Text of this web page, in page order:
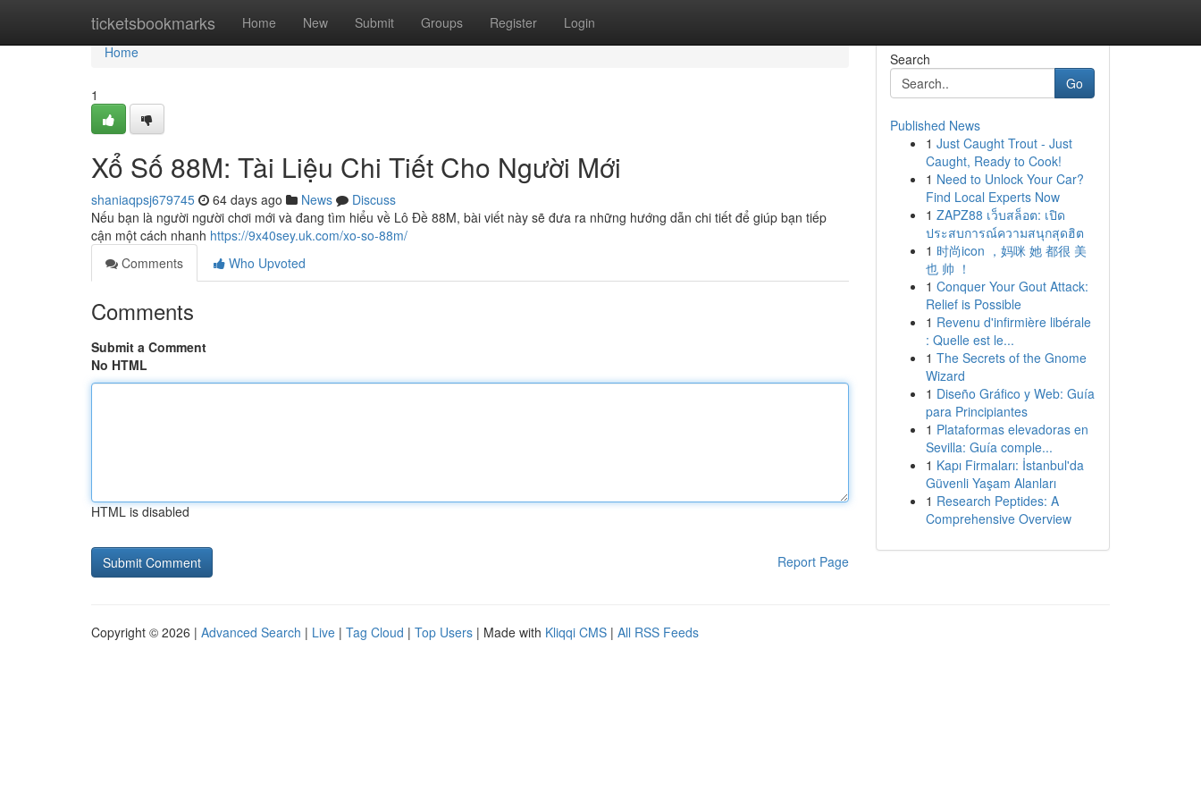
ticketsbookmarks Home New Submit Groups Register Login
Home
Home
1
Xổ Số 88M: Tài Liệu Chi Tiết Cho Người Mới
shaniaqpsj679745 64 days ago News
Discuss
Nếu bạn là người người chơi mới và đang tìm hiểu về Lô Đề 88M, bài viết này sẽ đưa ra những hướng dẫn chi tiết để giúp bạn tiếp
cận một cách nhanh https://9x40sey.uk.com/xo-so-88m/
Comments
Who Upvoted
Comments
Submit a Comment
No HTML
HTML is disabled
Report Page
Search
Go
Published News
1 Just Caught Trout - Just
Caught, Ready to Cook!
1 Need to Unlock Your Car?
Find Local Experts Now
1 ZAPZ88 เว็บสล็อต: เปิด
ประสบการณ์ความสนุกสุดฮิต
1 时尚icon ，妈咪 她 都很 美
也 帅 ！
1 Conquer Your Gout Attack:
Relief is Possible
1 Revenu d'infirmière libérale
: Quelle est le...
1 The Secrets of the Gnome
Wizard
1 Diseño Gráfico y Web: Guía
para Principiantes
1 Plataformas elevadoras en
Sevilla: Guía comple...
1 Kapı Firmaları: İstanbul'da
Güvenli Yaşam Alanları
1 Research Peptides: A
Comprehensive Overview
Copyright © 2026 | Advanced Search | Live | Tag Cloud | Top Users | Made with Kliqqi CMS | All RSS Feeds